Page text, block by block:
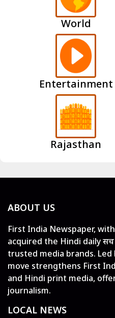
World
Entertainment
Rajasthan
ABOUT US
First India Newspaper,
acquired the Hindi daily
trusted media brands. Led
move strengthens First
and Hindi print media,
journalism.
LOCAL NEWS